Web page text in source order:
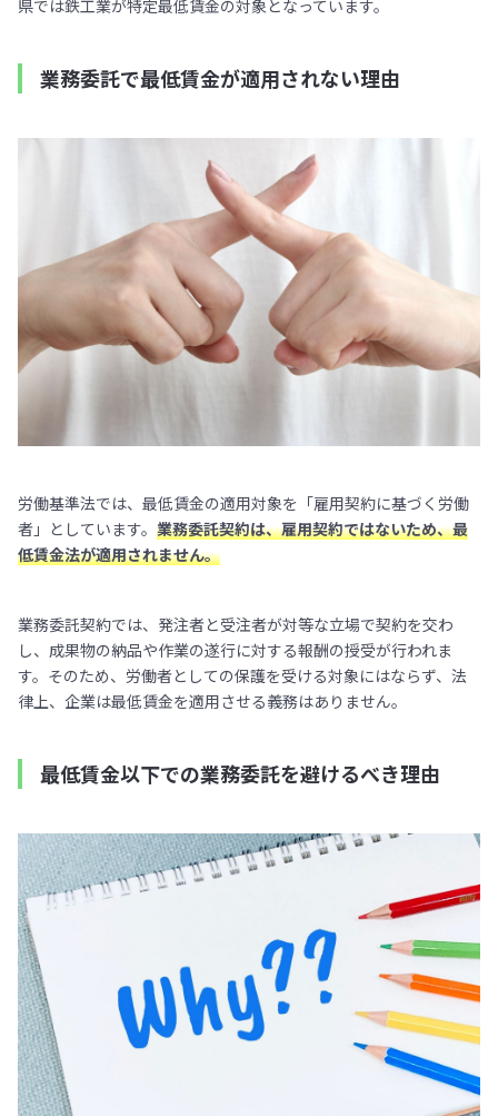
県では鉄工業が特定最低賃金の対象となっています。
業務委託で最低賃金が適用されない理由
労働基準法では、最低賃金の適用対象を「雇用契約に基づく労働
者」としています。 業務委託契約は、雇用契約ではないため、最
低賃金法が適用されません。
業務委託契約では、発注者と受注者が対等な立場で契約を交わ
し、成果物の納品や作業の遂行に対する報酬の授受が行われま
す。そのため、労働者としての保護を受ける対象にはならず、法
律上、企業は最低賃金を適用させる義務はありません。
最低賃金以下での業務委託を避けるべき理由